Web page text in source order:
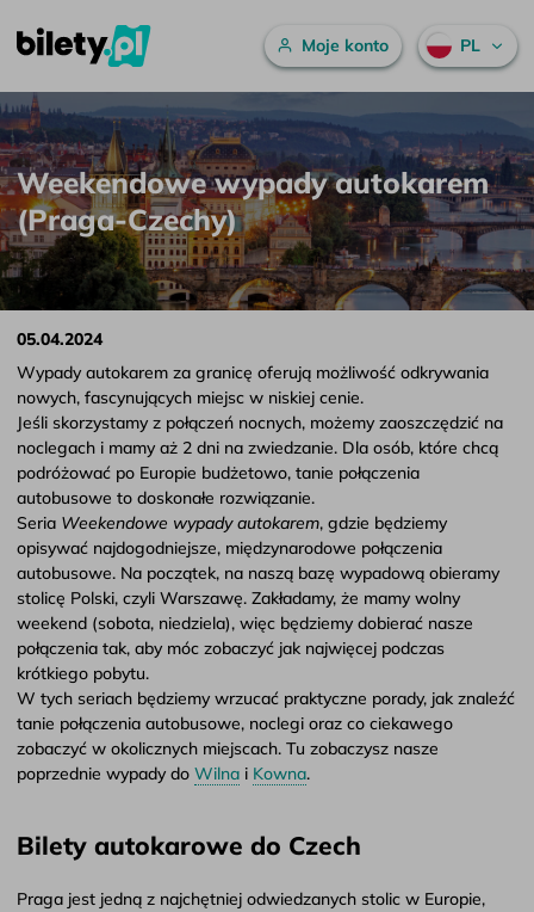
Przejdź do treści
Weekendowe wypady autokarem (Praga-Czechy) – bilety.pl
Menu główne
Moje konto PL
Weekendowe wypady autokarem
(Praga-Czechy)
05.04.2024
Wypady autokarem za granicę oferują możliwość odkrywania
nowych, fascynujących miejsc w niskiej cenie.
Jeśli skorzystamy z połączeń nocnych, możemy zaoszczędzić na
noclegach i mamy aż 2 dni na zwiedzanie. Dla osób, które chcą
podróżować po Europie budżetowo, tanie połączenia
autobusowe to doskonałe rozwiązanie.
Seria Weekendowe wypady autokarem, gdzie będziemy
opisywać najdogodniejsze, międzynarodowe połączenia
autobusowe. Na początek, na naszą bazę wypadową obieramy
stolicę Polski, czyli Warszawę. Zakładamy, że mamy wolny
weekend (sobota, niedziela), więc będziemy dobierać nasze
połączenia tak, aby móc zobaczyć jak najwięcej podczas
krótkiego pobytu.
W tych seriach będziemy wrzucać praktyczne porady, jak znaleźć
tanie połączenia autobusowe, noclegi oraz co ciekawego
zobaczyć w okolicznych miejscach. Tu zobaczysz nasze
poprzednie wypady do Wilna i Kowna.
Bilety autokarowe do Czech
Praga jest jedną z najchętniej odwiedzanych stolic w Europie,